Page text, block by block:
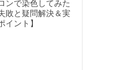
ンで染色してみた
敗と疑問解決＆実
イント】